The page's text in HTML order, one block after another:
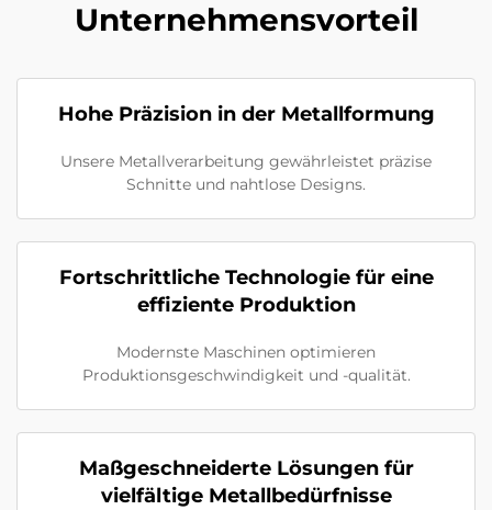
Unternehmensvorteil
Hohe Präzision in der Metallformung
Unsere Metallverarbeitung gewährleistet präzise
Schnitte und nahtlose Designs.
Fortschrittliche Technologie für eine
effiziente Produktion
Modernste Maschinen optimieren
Produktionsgeschwindigkeit und -qualität.
Maßgeschneiderte Lösungen für
vielfältige Metallbedürfnisse